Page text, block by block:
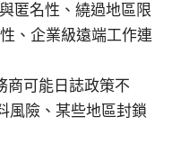
匿名性、繞過地區限
、企業級遠端工作連
商可能日誌政策不
風險、某些地區封鎖